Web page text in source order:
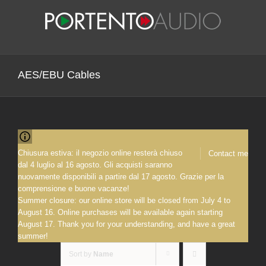
AES/EBU Cables
Contact me
Chiusura estiva: il negozio online resterà chiuso
dal 4 luglio al 16 agosto. Gli acquisti saranno
nuovamente disponibili a partire dal 17 agosto. Grazie per la
comprensione e buone vacanze!
Summer closure: our online store will be closed from July 4 to
August 16. Online purchases will be available again starting
August 17. Thank you for your understanding, and have a great
summer!
Sort by Name